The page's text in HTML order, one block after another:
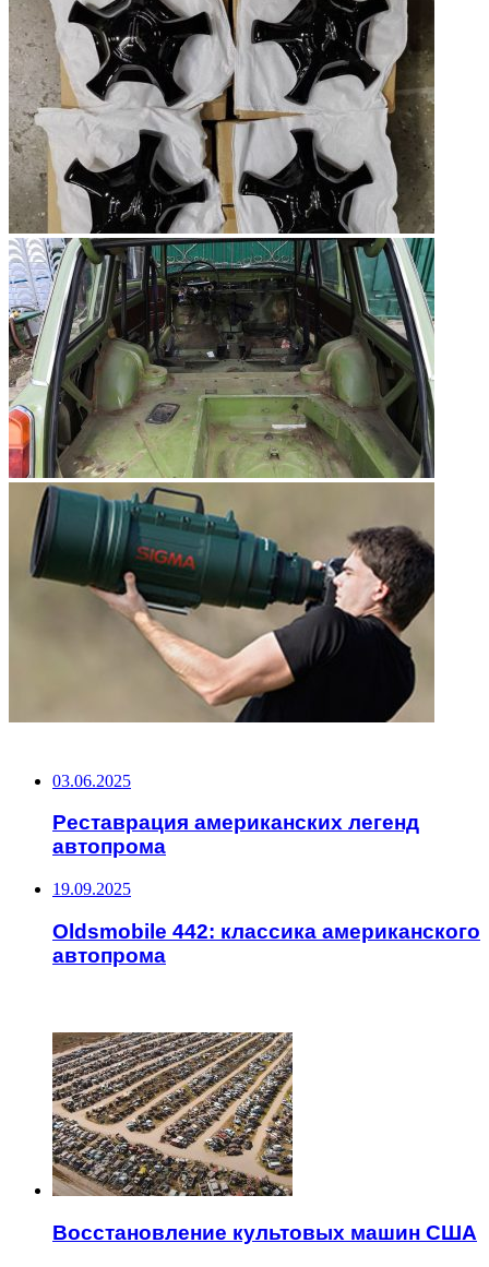
03.06.2025
Реставрация американских легенд
автопрома
19.09.2025
Oldsmobile 442: классика американского
автопрома
Восстановление культовых машин США